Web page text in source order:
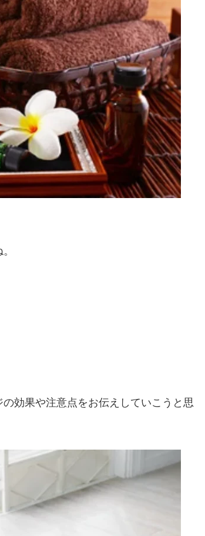
効果や注意点をお伝えしていこうと思